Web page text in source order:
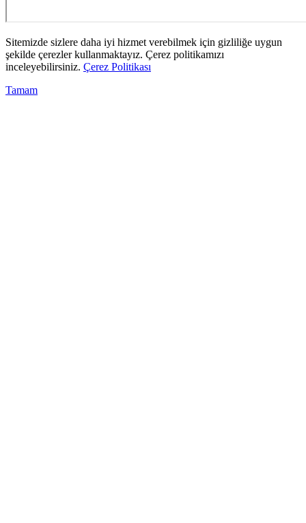
Sitemizde sizlere daha iyi hizmet verebilmek için gizliliğe uygun
şekilde çerezler kullanmaktayız. Çerez politikamızı
inceleyebilirsiniz. Çerez Politikası
Tamam